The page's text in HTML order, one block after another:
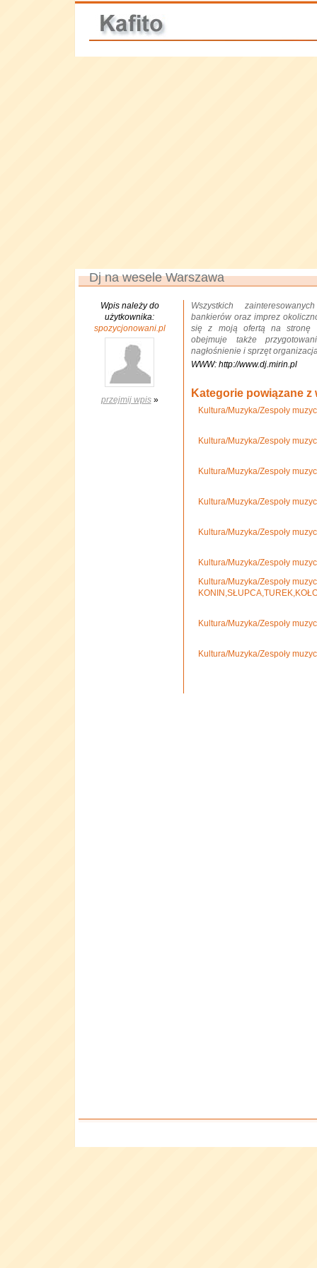
Dj na wesele Warszawa
Wpis należy do
użytkownika:
spozycjonowani.pl
przejmij wpis»
Wszystkich
bankierów oraz imprez
się z moją ofertą na stronę
obejmuje także
nagłośnienie i sprzęt
WWW: http://www.dj.mirin.pl
Kategorie powiązane z
Kultura/Muzyka/Zespoły
Kultura/Muzyka/Zespoły
Kultura/Muzyka/Zespoły
Kultura/Muzyka/Zespoły
Kultura/Muzyka/Zespoły
Kultura/Muzyka/Zespoły
Kultura/Muzyka/Zespoły
Kultura/Muzyka/Zespoły
Kultura/Muzyka/Zespoły